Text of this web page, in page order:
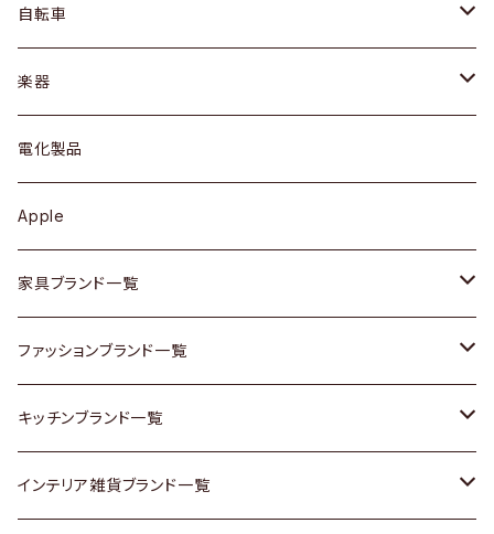
ドレッサー
シェルフ
キュリオケース / 飾り棚
カップボード / 食器棚
チェスト
その他家具
Vintageヴィンテージ / Antiqueアンティーク
Designers / デザイナーズ
アウター
トップス
ワンピース
ボトムス
靴
スカーフ
腕時計
Vintage / ヴィンテージ
プレート / ボウル
カトラリー
ケトル / ティーポット
鍋 / フライパン
Vintage / ヴィンテージ
銀製品
和物 / 作家物
その他キッチン雑貨
自転車
dahon
楽器
ギター
ベース
その他楽器
電化製品
Apple
家具ブランド一覧
ACME Furniture / アクメ ファニチャー
ACTUS / アクタス
arflex / アルフレックス
ファッションブランド一覧
agnes b / アニエス ベー
BALLY / バリー
キッチンブランド一覧
ARABIA / アラビア
インテリア雑貨ブランド一覧